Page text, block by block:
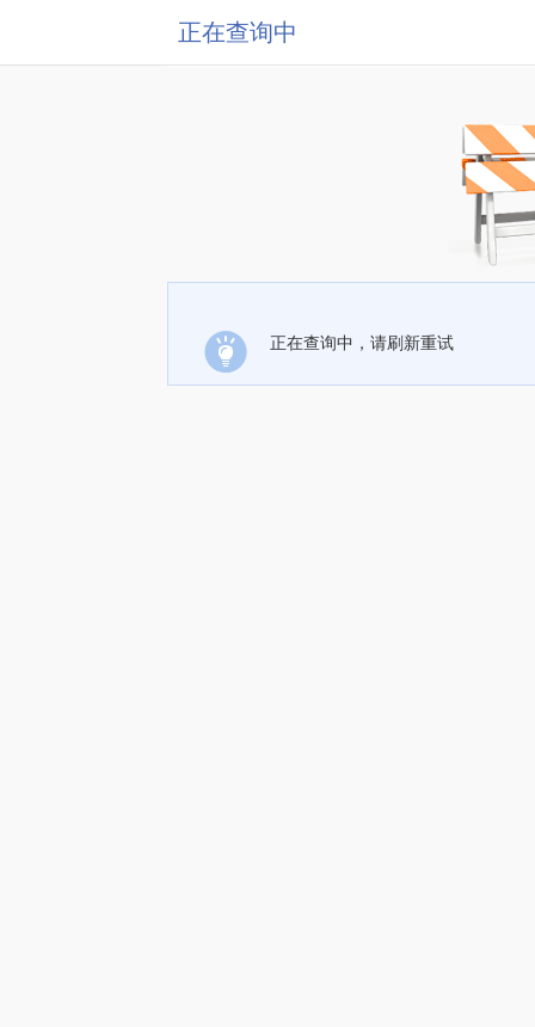
正在查询中
正在查询中，请刷新重试